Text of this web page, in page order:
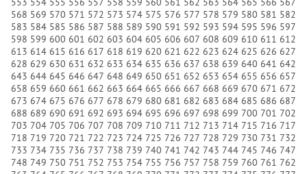
568 569 570 571 572 573 574 575 576 577 578 579 580 581 582
583 584 585 586 587 588 589 590 591 592 593 594 595 596 597
598 599 600 601 602 603 604 605 606 607 608 609 610 611 612
613 614 615 616 617 618 619 620 621 622 623 624 625 626 627
628 629 630 631 632 633 634 635 636 637 638 639 640 641 642
643 644 645 646 647 648 649 650 651 652 653 654 655 656 657
658 659 660 661 662 663 664 665 666 667 668 669 670 671 672
673 674 675 676 677 678 679 680 681 682 683 684 685 686 687
688 689 690 691 692 693 694 695 696 697 698 699 700 701 702
703 704 705 706 707 708 709 710 711 712 713 714 715 716 717
718 719 720 721 722 723 724 725 726 727 728 729 730 731 732
733 734 735 736 737 738 739 740 741 742 743 744 745 746 747
748 749 750 751 752 753 754 755 756 757 758 759 760 761 762